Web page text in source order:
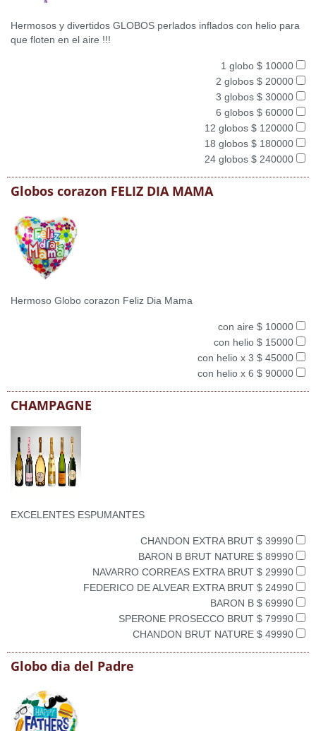
Hermosos y divertidos GLOBOS perlados inflados con helio para
que floten en el aire !!!
1 globo $ 10000
2 globos $ 20000
3 globos $ 30000
6 globos $ 60000
12 globos $ 120000
18 globos $ 180000
24 globos $ 240000
Globos corazon FELIZ DIA MAMA
Hermoso Globo corazon Feliz Dia Mama
con aire $ 10000
con helio $ 15000
con helio x 3 $ 45000
con helio x 6 $ 90000
CHAMPAGNE
EXCELENTES ESPUMANTES
CHANDON EXTRA BRUT $ 39990
BARON B BRUT NATURE $ 89990
NAVARRO CORREAS EXTRA BRUT $ 29990
FEDERICO DE ALVEAR EXTRA BRUT $ 24990
BARON B $ 69990
SPERONE PROSECCO BRUT $ 79990
CHANDON BRUT NATURE $ 49990
Globo dia del Padre